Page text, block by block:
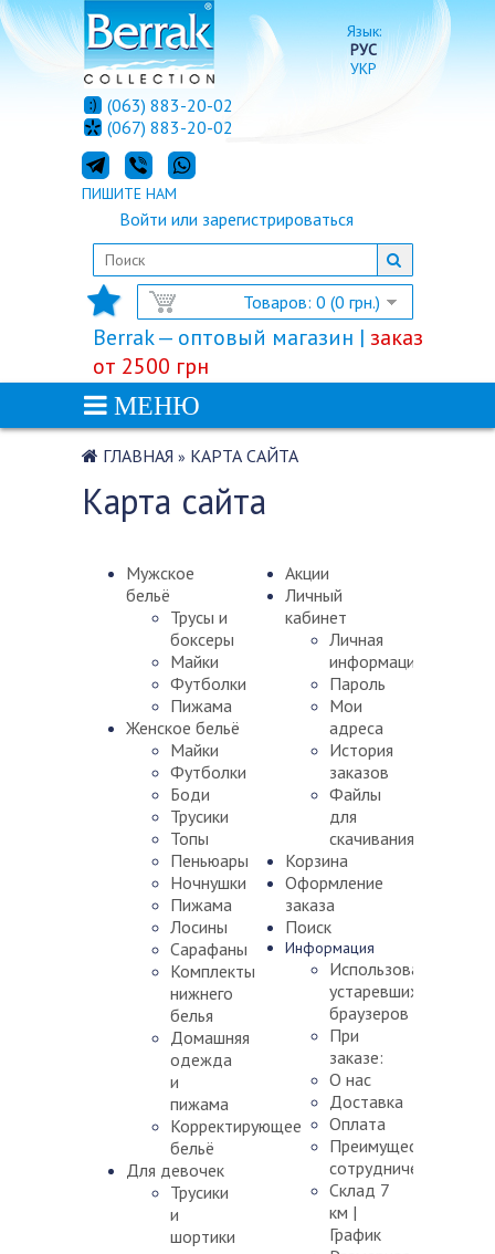
Язык:
РУС
УКР
Товаров: 0 (0 грн.)
Войти или зарегистрироваться
(063) 883-20-02
(067) 883-20-02
ПИШИТЕ НАМ
Berrak — оптовый магазин | заказ
от 2500 грн
МЕНЮ
ГЛАВНАЯ » КАРТА САЙТА
Карта сайта
Мужское
бельё
Трусы и
боксеры
Майки
Футболки
Пижама
Женское бельё
Майки
Футболки
Боди
Трусики
Топы
Пеньюары
Ночнушки
Пижама
Лосины
Сарафаны
Комплекты
нижнего
белья
Домашняя
одежда
и
пижама
Корректирующее
бельё
Для девочек
Трусики
и
шортики
Акции
Личный
кабинет
Личная
информация
Пароль
Мои
адреса
История
заказов
Файлы
для
скачивания
Корзина
Оформление
заказа
Поиск
Информация
Использование
устаревших
браузеров
При
заказе:
О нас
Доставка
Оплата
Преимущества
сотрудничества
Склад 7
км |
График